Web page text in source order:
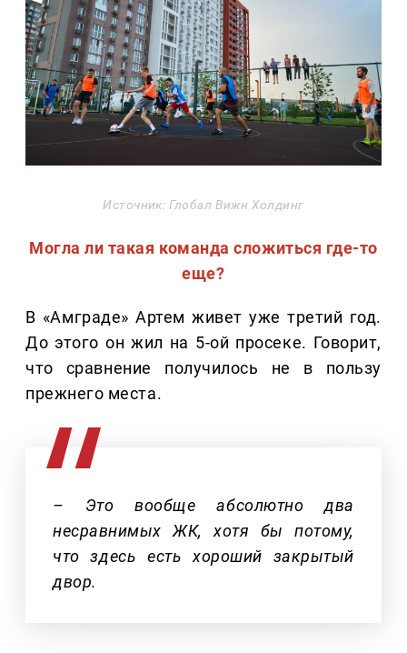
Источник: Глобал Вижн Холдинг
Могла ли такая команда сложиться где-то
еще?
В «Амграде» Артем живет уже третий год.
До этого он жил на 5-ой просеке. Говорит,
что сравнение получилось не в пользу
прежнего места.
– Это вообще абсолютно два
несравнимых ЖК, хотя бы потому,
что здесь есть хороший закрытый
двор.